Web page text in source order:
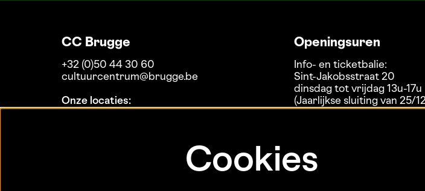
CC Brugge
+32 (0)50 44 30 60
cultuurcentrum@brugge.be
Onze locaties:
Openingsuren
Info- en ticketbalie:
Sint-Jakobsstraat 20
dinsdag tot vrijdag 13u-17u
(Jaarlijkse sluiting van 25/
Cookies